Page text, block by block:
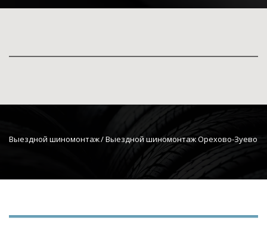
Выездной шиномонтаж / Выездной шиномонтаж Орехово-Зуево